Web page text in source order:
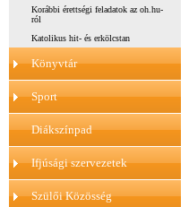
Korábbi érettségi feladatok az oh.hu-
ról
Katolikus hit- és erkölcstan
Könyvtár
Sport
Diákszínpad
Ifjúsági szervezetek
Szülői Közösség